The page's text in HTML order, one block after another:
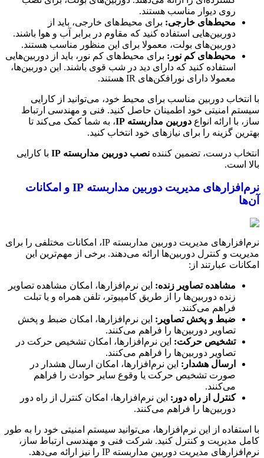
روی دیوار مناسب هستند.
محیط‌های خارجی: برای محیط‌های خارجی، باید از
دوربین‌هایی استفاده کنید که مقاوم در برابر آب و هوا باشند.
دوربین‌های بولت، معمولا برای این منظور مناسب هستند.
محیط‌های کم نور: برای محیط‌های کم نور، باید از دوربین‌هایی
استفاده کنید که دارای دید در شب قوی باشند. این دوربین‌ها،
معمولا دارای نورافکن‌های IR هستند.
با انتخاب دوربین مناسب برای محیط خود، می‌توانید از کارایی
سیستم امنیتی خود اطمینان حاصل کنید. فنی و مهندسی ارتباط
ساز، با ارائه انواع دوربین مداربسته IP
، به شما کمک می‌کند تا
بهترین گزینه را برای نیازهای خود انتخاب کنید.
انتخاب درست، تضمین کننده نصب دوربین مداربسته IP
با کارایی
بالا است.
نرم‌افزارهای مدیریت دوربین مداربسته IP و امکانات
آن‌ها
نرم‌افزارهای مدیریت دوربین مداربسته IP، امکانات مختلفی را برای
مدیریت و کنترل دوربین‌ها ارائه می‌دهند. برخی از مهم‌ترین این
امکانات عبارتند از:
مشاهده تصاویر زنده: این نرم‌افزارها، امکان مشاهده تصاویر
زنده دوربین‌ها را از طریق کامپیوتر، تلفن همراه و یا تبلت
فراهم می‌کنند.
ضبط و پخش تصاویر: این نرم‌افزارها، امکان ضبط و پخش
تصاویر دوربین‌ها را فراهم می‌کنند.
تشخیص حرکت: این نرم‌افزارها، امکان تشخیص حرکت در
تصاویر دوربین‌ها را فراهم می‌کنند.
ارسال هشدار: این نرم‌افزارها، امکان ارسال هشدار در
صورت تشخیص حرکت یا وقوع سایر حوادث را فراهم
می‌کنند.
کنترل از راه دور: این نرم‌افزارها، امکان کنترل از راه دور
دوربین‌ها را فراهم می‌کنند.
با استفاده از این نرم‌افزارها، می‌توانید سیستم امنیتی خود را به طور
کامل مدیریت و کنترل کنید. شرکت فنی و مهندسی ارتباط ساز،
نرم‌افزارهای مدیریت دوربین مداربسته IP را نیز ارائه می‌دهد.